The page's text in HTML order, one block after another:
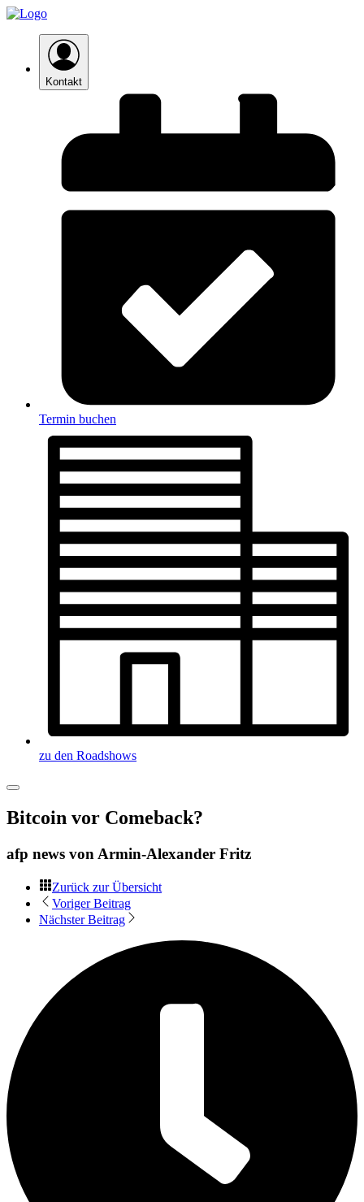
Kontakt
Termin buchen
zu den Roadshows
Bitcoin vor Comeback?
afp news von Armin-Alexander Fritz
Zurück zur Übersicht
Voriger Beitrag
Nächster Beitrag